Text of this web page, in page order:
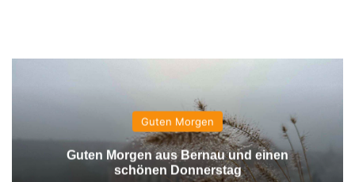
Guten Morgen
Guten Morgen aus Bernau und einen
schönen Donnerstag